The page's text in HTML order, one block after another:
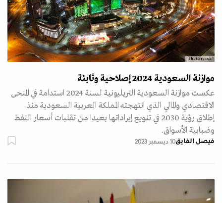
Shutterstock
موازنة السعودية 2024 إصلاحية وثابتة
عكست موازنة السعودية التريليونية لسنة 2024 استدامة في المنحى
الاقتصادي والمالي الذي انتهجته المملكة العربية السعودية منذ
إطلاق رؤية 2030 في تنويع إيراداتها بعيدا من تقلبات أسعار النفط
وضبابية الأسواق.
فيصل الفايق10 ديسمبر 2023